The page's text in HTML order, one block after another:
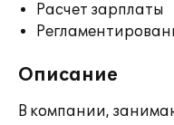
Расчет зарплаты
Описание
В компании,